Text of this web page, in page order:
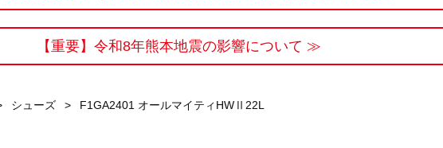
【重要】令和8年熊本地震の影響について ≫
シューズ > F1GA2401 オールマイティHWⅡ22L